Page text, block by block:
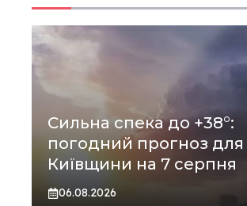
Сильна спека до +38°:
погодний прогноз для
Київщини на 7 серпня
06.08.2026